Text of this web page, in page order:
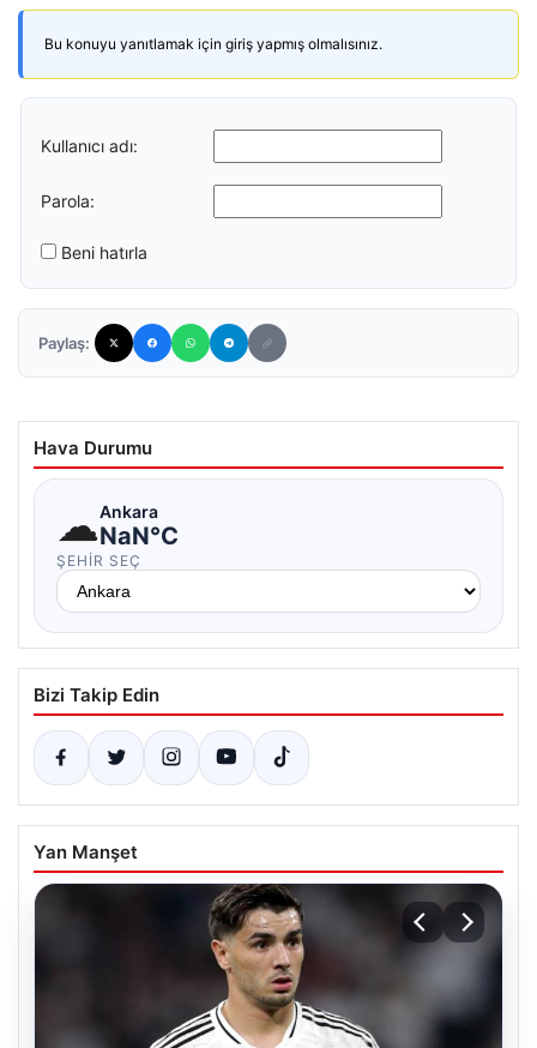
Bu konuyu yanıtlamak için giriş yapmış olmalısınız.
Kullanıcı adı:
Parola:
Beni hatırla
Paylaş:
Hava Durumu
☁Ankara
NaN°C
ŞEHIR SEÇ
Bizi Takip Edin
Yan Manşet